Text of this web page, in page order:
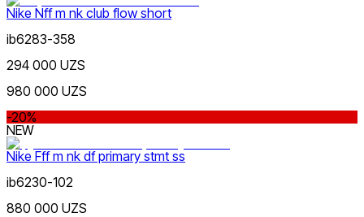
Розовый
Коричневый
Nike Tashkent City Mall
Nike Nff m nk club flow short
ib6283-358
294 000 UZS
980 000 UZS
-20%
NEW
Nike Fff m nk df primary stmt ss
ib6230-102
880 000 UZS